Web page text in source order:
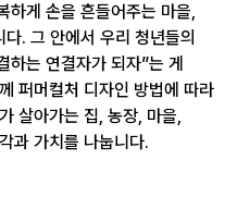
하게 손을 흔들어주는 마을,
. 그 안에서 우리 청년들의
하는 연결자가 되자”는 게
퍼머컬처 디자인 방법에 따라
살아가는 집, 농장, 마을,
과 가치를 나눕니다.